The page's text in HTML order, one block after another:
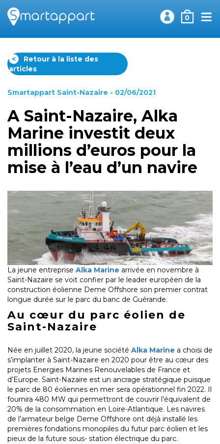
0
<
Retour à la liste des
articles
Smartappart Saint-Nazaire - 02/06/2021
A Saint-Nazaire, Alka
Marine investit deux
millions d’euros pour la
mise à l’eau d’un navire
La jeune entreprise Alka Marine arrivée en novembre à
Saint-Nazaire se voit confier par le leader européen de la
construction éolienne Deme Offshore son premier contrat
longue durée sur le parc du banc de Guérande.
Au cœur du parc éolien de
Saint-Nazaire
Née en juillet 2020, la jeune société Alka Marine a choisi de
s’implanter à Saint-Nazaire en 2020 pour être au cœur des
projets Energies Marines Renouvelables de France et
d’Europe. Saint-Nazaire est un ancrage stratégique puisque
le parc de 80 éoliennes en mer sera opérationnel fin 2022. Il
fournira 480 MW qui permettront de couvrir l’équivalent de
20% de la consommation en Loire-Atlantique. Les navires
de l’armateur belge Deme Offshore ont déjà installé les
premières fondations monopiles du futur parc éolien et les
pieux de la future sous- station électrique du parc.